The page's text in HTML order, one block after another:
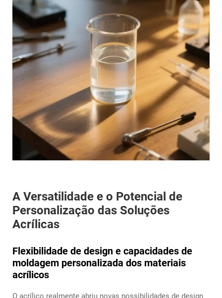
A Versatilidade e o Potencial de
Personalização das Soluções
Acrílicas
Flexibilidade de design e capacidades de
moldagem personalizada dos materiais
acrílicos
O acrílico realmente abriu novas possibilidades de design